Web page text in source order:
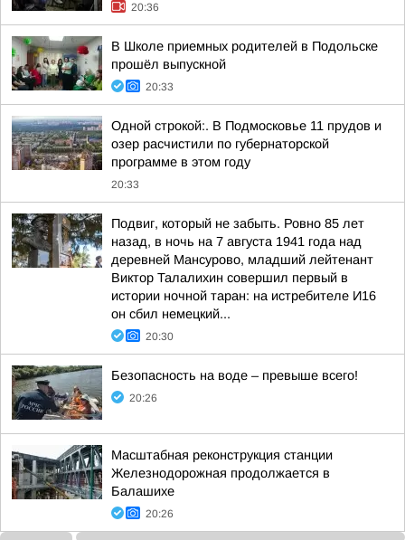
20:36
В Школе приемных родителей в Подольске
прошёл выпускной
20:33
Одной строкой:. В Подмосковье 11 прудов и
озер расчистили по губернаторской
программе в этом году
20:33
Подвиг, который не забыть. Ровно 85 лет
назад, в ночь на 7 августа 1941 года над
деревней Мансурово, младший лейтенант
Виктор Талалихин совершил первый в
истории ночной таран: на истребителе И16
он сбил немецкий...
20:30
Безопасность на воде – превыше всего!
20:26
Масштабная реконструкция станции
Железнодорожная продолжается в
Балашихе
20:26